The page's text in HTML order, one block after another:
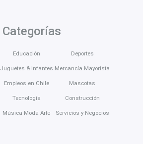
Categorías
Educación
Juguetes & Infantes
Empleos en Chile
Tecnología
Música Moda Arte
Deportes
Mercancía Mayorista
Mascotas
Construcción
Servicios y Negocios